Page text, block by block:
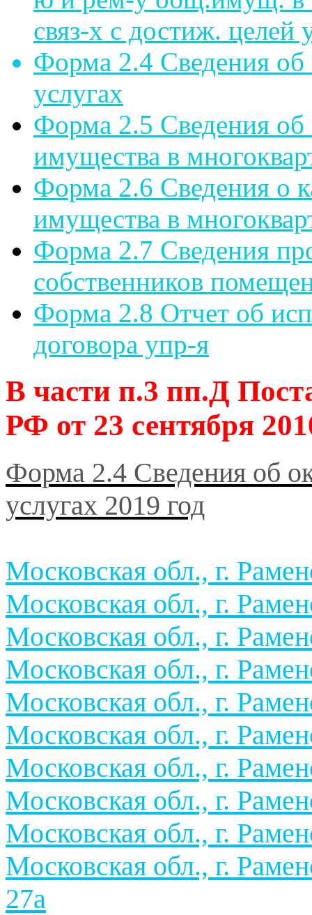
связ-х с достиж.
Форма 2.4 Сведения
услугах
Форма 2.5 Сведения об
имущества в
Форма 2.6 Сведения о
имущества в
Форма 2.7 Сведения
собственников
Форма 2.8 Отчет об
договора упр-я
В части п.3 пп.Д
РФ от 23 сентября
Форма 2.4 Сведения об
услугах 2019 год
Московская обл., г.
Московская обл., г.
Московская обл., г.
Московская обл., г.
Московская обл., г.
Московская обл., г.
Московская обл., г.
Московская обл., г.
Московская обл., г.
Московская обл., г.
27а